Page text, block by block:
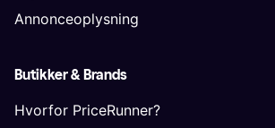
Annonceoplysning
Butikker & Brands
Hvorfor PriceRunner?